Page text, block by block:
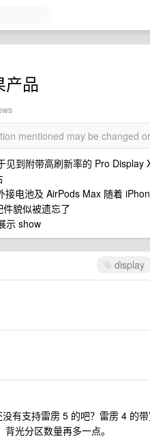
产品
mentioned may be changed
见到附带高刷新率的 Pro Display
电池及 AirPods Max 随着
貌似被遗忘了
示 show
display
有支持雷雳 5 的吧？雷雳 4 的
光分区数量再多一点。